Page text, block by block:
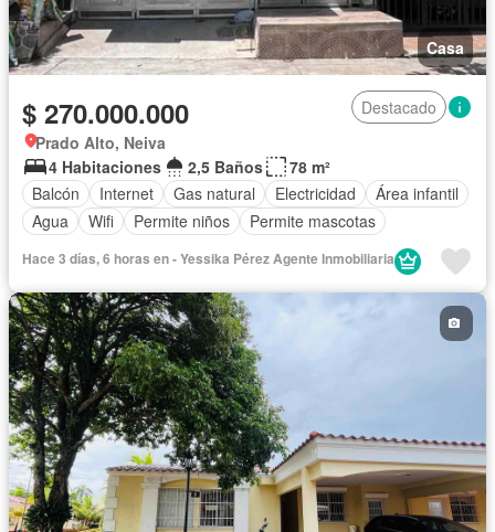
Casa
$ 270.000.000
Destacado
Prado Alto, Neiva
4 Habitaciones
2,5 Baños
78 m²
Balcón
Internet Gas natural Electricidad
Área infantil
Agua
Wifi Permite niños Permite mascotas
Hace 3 días, 6 horas en - Yessika Pérez Agente Inmobiliaria